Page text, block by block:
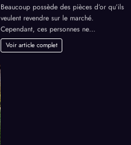
Beaucoup possède des pièces d’or qu’ils
veulent revendre sur le marché.
Cependant, ces personnes ne…
Voir article complet